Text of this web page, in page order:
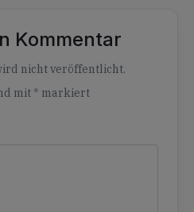
Kommentar
nicht veröffentlicht.
mit * markiert